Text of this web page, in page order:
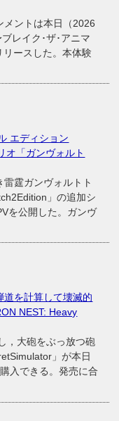
ントは本日（2026
レイク･ザ･アニマ
ースした。本体験
エディション
オ「ガンヴォルト
霆ガンヴォルトト
」の追加シ
を公開した。ガンヴ
を計算して壊滅的
NEST: Heavy
，大砲をぶっ放つ砲
」が本日
入できる。発売に合